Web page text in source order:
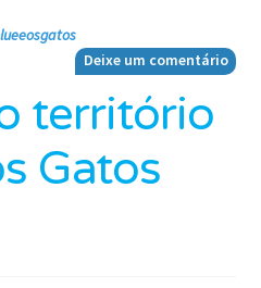
Deixe um comentário
território
Gatos